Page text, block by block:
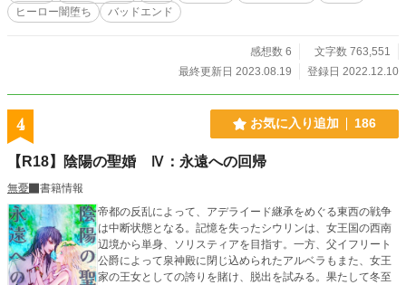
ヒーロー闇堕ち
バッドエンド
感想数 6
文字数 763,551
最終更新日 2023.08.19
登録日 2022.12.10
4 お気に入り追加 186
【R18】陰陽の聖婚 Ⅳ：永遠への回帰
無憂
書籍情報
帝都の反乱によって、アデライード継承をめぐる東西の戦争
は中断状態となる。記憶を失ったシウリンは、女王国の西南
辺境から単身、ソリスティアを目指す。一方、父イフリート
公爵によって泉神殿に閉じ込められたアルベラもまた、女王
家の王女としての誇りを賭け、脱出を試みる。果たして冬至